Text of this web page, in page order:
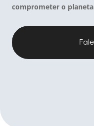
comprometer o